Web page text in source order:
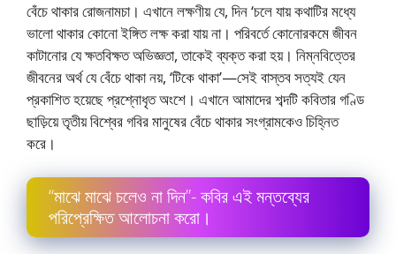
বেঁচে থাকার রােজনামচা। এখানে লক্ষণীয় যে, দিন ‘চলে যায় কথাটির মধ্যে
ভালাে থাকার কোনাে ইঙ্গিত লক্ষ করা যায় না। পরিবর্তে কোনােরকমে জীবন
কাটানাের যে ক্ষতবিক্ষত অভিজ্ঞতা, তাকেই ব্যক্ত করা হয়। নিম্নবিত্তের
জীবনের অর্থ যে বেঁচে থাকা নয়, ‘টিকে থাকা’—সেই বাস্তব সত্যই যেন
প্রকাশিত হয়েছে প্রশ্নোধৃত অংশে। এখানে আমাদের শব্দটি কবিতার গণ্ডি
ছাড়িয়ে তৃতীয় বিশ্বের গবির মানুষের বেঁচে থাকার সংগ্রামকেও চিহ্নিত
করে।
“মাঝে মাঝে চলেও না দিন”- কবির এই মন্তব্যের
পরিপ্রেক্ষিত আলােচনা করাে।